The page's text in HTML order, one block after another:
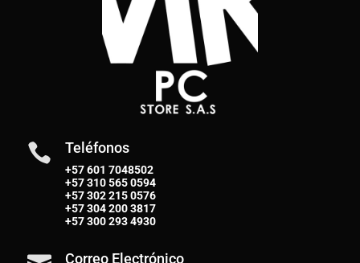
 Teléfonos
+57 601 7048502
+57310 565 0594
+57302 215 0576
+57304 200 3817
+57300 293 4930
Correo Electrónico